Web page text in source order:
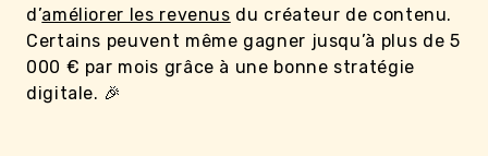
d’améliorer les revenus du créateur de contenu.
Certains peuvent même gagner jusqu’à plus de 5
000 € par mois grâce à une bonne stratégie
digitale. 🎉